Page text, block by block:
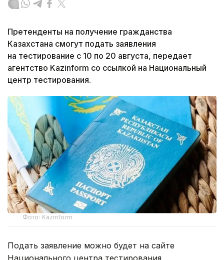
Претенденты на получение гражданства
Казахстана смогут подать заявления
на тестирование с 10 по 20 августа, передает
агентство Kazinform со ссылкой на Национальный
центр тестирования.
Фото: Kazinform
Подать заявление можно будет на сайте